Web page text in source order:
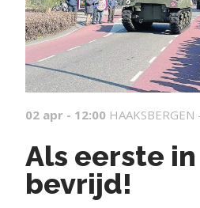
02 apr - 12:00 HAAKSBERGEN
Als eerste
bevrijd!